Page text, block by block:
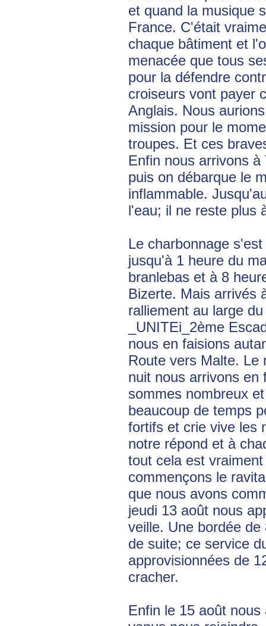
et quand la musique
France. C'était
chaque bâtiment et
menacée que tous
pour la défendre
croiseurs vont payer
Anglais. Nous
mission pour le
troupes. Et ces
Enfin nous arrivons
puis on débarque le
inflammable.
l'eau; il ne reste plus
Le charbonnage
jusqu'à 1 heure du
branlebas et à 8
Bizerte. Mais arrivés
ralliement au large
_UNITEi_2ème
nous en faisions
Route vers Malte. Le
nuit nous arrivons en
sommes nombreux
beaucoup de temps
fortifs et crie vive les
notre répond et à
tout cela est
commençons le
que nous avons
jeudi 13 août nous
veille. Une bordée
de suite; ce service
approvisionnées de
cracher.
Enfin le 15 août